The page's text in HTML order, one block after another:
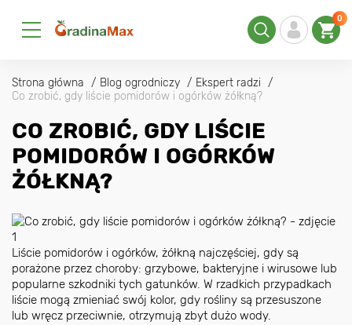
0
Strona główna Blog ogrodniczy
Ekspert radzi
Co zrobić, gdy liście pomidorów i ogórków żółkną?
CO ZROBIĆ, GDY LIŚCIE
POMIDORÓW I OGÓRKÓW
ŻÓŁKNĄ?
Liście pomidorów i ogórków, żółkną najczęściej, gdy są
porażone przez choroby: grzybowe, bakteryjne i wirusowe lub
popularne szkodniki tych gatunków. W rzadkich przypadkach
liście mogą zmieniać swój kolor, gdy rośliny są przesuszone
lub wręcz przeciwnie, otrzymują zbyt dużo wody.